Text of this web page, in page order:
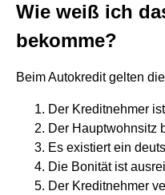
Wie weiß ich
bekomme?
Beim Autokredit gelten
Der Kreditnehmer
Der Hauptwohnsitz
Es existiert ein
Die Bonität ist
Der Kreditnehmer